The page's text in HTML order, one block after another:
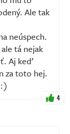
Ale tak
neúspech.
tá nejak
Aj keď
za toto hej.
4